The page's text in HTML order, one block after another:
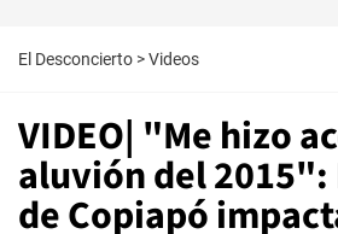
El Desconcierto >Videos
VIDEO| "Me hizo
aluvión del
de Copiapó